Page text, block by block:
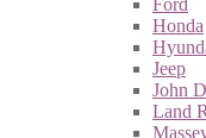
Ford
Honda
Jeep
John
Land